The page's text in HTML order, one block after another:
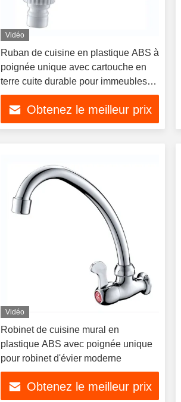
Vidéo
Ruban de cuisine en plastique ABS à
poignée unique avec cartouche en
terre cuite durable pour immeubles
de bureaux
Obtenez le meilleur prix
Vidéo
Robinet de cuisine mural en
plastique ABS avec poignée unique
pour robinet d'évier moderne
Obtenez le meilleur prix